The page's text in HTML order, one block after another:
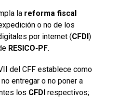
la reforma fiscal
o no de los
por internet (CFDI )
RESICO-PF.
del CFF establece como
entregar o no poner a
los CFDI respectivos;